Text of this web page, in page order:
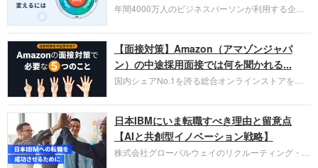
年間4000万人のビジネスパーソンが利用する企業
お勧めするイチオシ企業をご紹介します。今回はク
ラウド型CRMプラットフォームを提供する
HubSpot Japan（ハブスポット・ジャパン）株式会
社です。採用面接対策の企業研究にご活用くださ
い。
【面接対策】Amazon（アマゾンジャパ
ン）の中途採用面接では何を聞かれる...
国内シェアNo.1を誇る総合オンラインストアを運
圧倒的な存在感を持つAmazon。中途採用面接では
過去の具体的な業務成果やリーダーシップの発揮、
失敗からの学びが重視され、人間性やカルチャーフ
ィットも評価対象となり、長期的に成長できる仲間
であるかを多角的に審査されます。
日本IBMにいま転職すべき理由と留意点
【AIと共創型イノベーション戦略】
株式会社グローバルウェイのリクルーティング・パ